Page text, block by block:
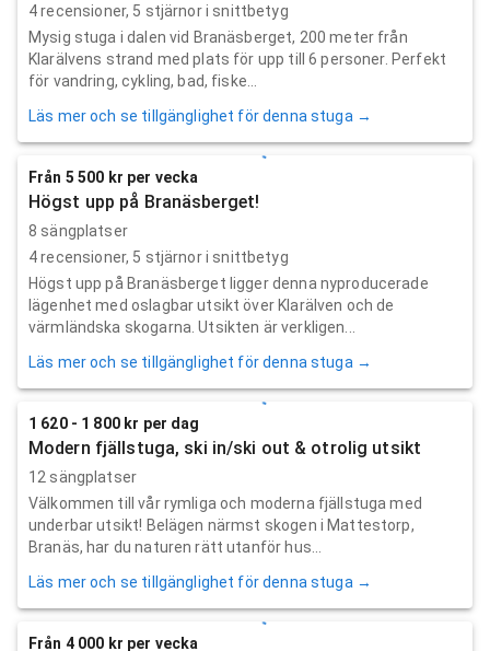
4recensioner, 5 stjärnor i snittbetyg
Mysig stuga i dalen vid Branäsberget, 200 meter från
Klarälvens strand med plats för upp till 6 personer. Perfekt
för vandring, cykling, bad, fiske...
Läs mer och se tillgänglighet för denna stuga →
Från 5 500 kr per vecka
Högst upp på Branäsberget!
8 sängplatser
4recensioner, 5 stjärnor i snittbetyg
Högst upp på Branäsberget ligger denna nyproducerade
lägenhet med oslagbar utsikt över Klarälven och de
värmländska skogarna. Utsikten är verkligen...
Läs mer och se tillgänglighet för denna stuga →
1 620 - 1 800 kr per dag
Modern fjällstuga, ski in/ski out & otrolig utsikt
12 sängplatser
Välkommen till vår rymliga och moderna fjällstuga med
underbar utsikt! Belägen närmst skogen i Mattestorp,
Branäs, har du naturen rätt utanför hus...
Läs mer och se tillgänglighet för denna stuga →
Från 4 000 kr per vecka